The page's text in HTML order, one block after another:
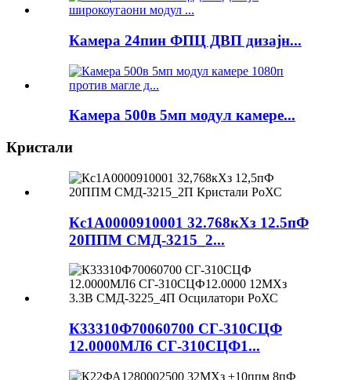
Камера 24пин ФПЦ ДВП дизајн...
Камера 500в 5мп модул камере...
Кристали
Кс1А0000910001 32.768кХз 12.5пФ
20ППМ СМД-3215_2...
К33310Ф70060700 СГ-310СЦФ
12.0000МЛ6 СГ-310СЦФ1...